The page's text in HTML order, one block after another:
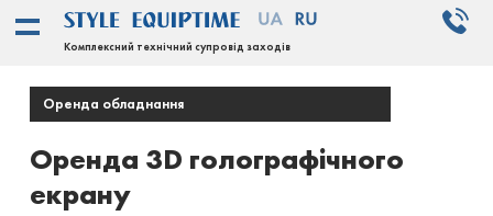
Комплексний технічний супровід заходів
Оренда 3D голографічного
екрану
Оренда обладнання